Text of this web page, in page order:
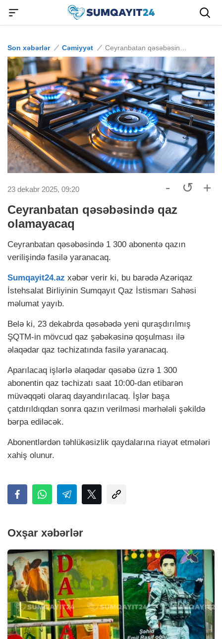
Son xəbərlər Cəmiyyət
23 dekabr 2025, 09:20 - ↺ +
Ceyranbatan qəsəbəsində qaz
olamayacaq
Ceyranbatan qəsəbəsində 1 300 abonentə qazın
verilişində fasilə yaranacaq.
Sumqayit24.az xəbər verir ki, bu barədə Azəriqaz
İstehsalat Birliyinin Sumqayıt Qaz İstismarı Sahəsi
məlumat yayıb.
Belə ki, 23 dekabrda qəsəbədə yeni quraşdırılmış
ŞQTM-in mövcud qaz şəbəkəsinə qoşulması ilə
əlaqədar qaz təchizatında fasilə yaranacaq.
Aparılacaq işlərlə əlaqədar qəsəbə üzrə 1 300
abonentin qaz təchizatı saat 10:00-dan etibarən
müvəqqəti olaraq dayandırılacaq. İşlər başa
çatdırıldıqdan sonra qazın verilməsi mərhələli şəkildə
bərpa ediləcək.
Abonentlərdən təhlükəsizlik qaydalarına riayət etmələri
xahiş olunur.
Oxşar xəbərlər